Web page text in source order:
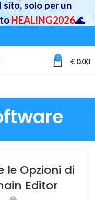
0 € 0.00
le Opzioni di
Editor
solo per un
HEALING2026🌊